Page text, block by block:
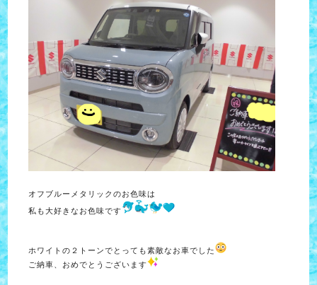
オフブルーメタリックのお色味は
私も大好きなお色味です
ホワイトの２トーンでとっても素敵な お車でした
ご納車、おめでとうございます